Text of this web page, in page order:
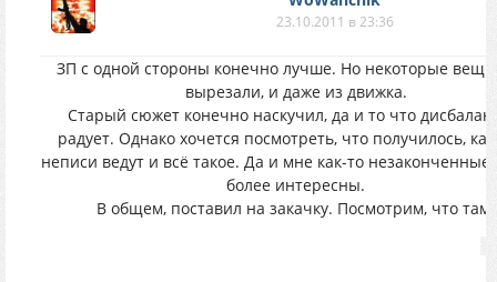
23.10.2011 в 23:36
ЗП с одной стороны конечно лучше. Но некоторые вещи
вырезали, и даже из движка.
Старый сюжет конечно наскучил, да и то что
радует. Однако хочется посмотреть, что получилось,
неписи ведут и всё такое. Да и мне как-то незаконченные
более интересны.
В общем, поставил на закачку. Посмотрим, что там.